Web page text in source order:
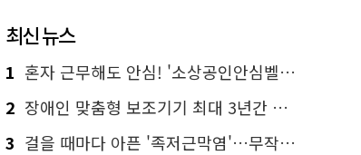
하
기
하
기
최신 뉴스
1 혼자 근무해도 안심! '소상공인안심벨' 신청하세요
2 장애인 맞춤형 보조기기 최대 3년간 무상 대여…삶의 질 높인다
3 걸을 때마다 아픈 '족저근막염'…무작정 참지 말고 '이것' 해보세요!